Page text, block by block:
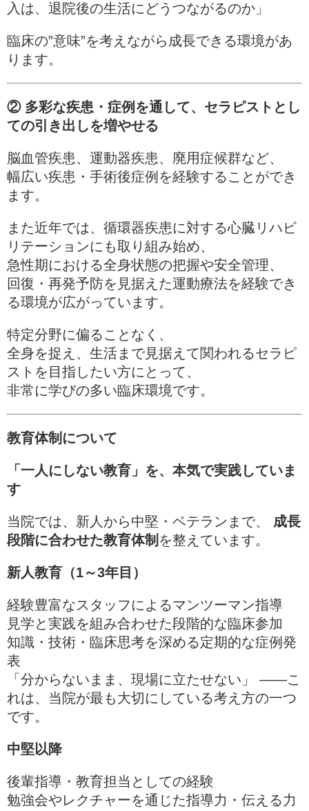
入は、退院後の生活にどうつながるのか」
臨床の”意味”を考えながら成長できる環境があ
ります。
② 多彩な疾患・症例を通して、セラピストとし
ての引き出しを増やせる
脳血管疾患、運動器疾患、廃用症候群など、
幅広い疾患・手術後症例を経験することができ
ます。
また近年では、循環器疾患に対する心臓リハビ
リテーションにも取り組み始め、
急性期における全身状態の把握や安全管理、
回復・再発予防を見据えた運動療法を経験でき
る環境が広がっています。
特定分野に偏ることなく、
全身を捉え、生活まで見据えて関われるセラピ
ストを目指したい方にとって、
非常に学びの多い臨床環境です。
教育体制について
「一人にしない教育」を、本気で実践していま
す
当院では、新人から中堅・ベテランまで、 成長
段階に合わせた教育体制 を整えています。
新人教育（1～3年目）
経験豊富なスタッフによるマンツーマン指導
見学と実践を組み合わせた段階的な臨床参加
知識・技術・臨床思考を深める定期的な症例発
表
「分からないまま、現場に立たせない」 ——こ
れは、当院が最も大切にしている考え方の一つ
です。
中堅以降
後輩指導・教育担当としての経験
勉強会やレクチャーを通じた指導力・伝える力